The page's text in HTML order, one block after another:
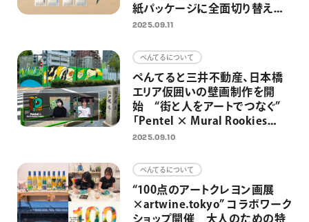
紙パッケージに全面切り替え
プラスチック使用量約40％削減
2025.09.11
ぺんてるについて
ぺんてると三井不動産、日本橋
エリア仮囲いの壁画制作を開
始 “街と人をアートでつなぐ”
「Pentel × Mural Rookies
Project 2025」
2025.09.10
ぺんてるについて
“100点のアートクレヨン画展
×artwine.tokyo” コラボワーク
ショップ開催 大人のための特